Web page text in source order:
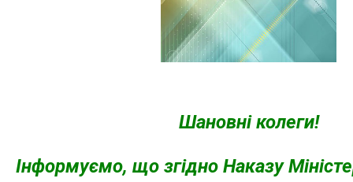
Шановні колеги!
Інформуємо, що згідно Наказу